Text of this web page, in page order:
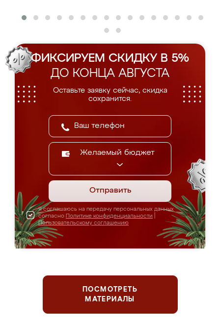
ФИКСИРУЕМ СКИДКУ В 5%
ДО КОНЦА АВГУСТА
Оставьте заявку сейчас, скидка
сохранится.
Желаемый бюджет
Отправить
Я соглашаюсь на передачу персональных данных
согласно Политике конфиденциальности
Пользовательскому соглашению
ПОСМОТРЕТЬ
МАТЕРИАЛЫ